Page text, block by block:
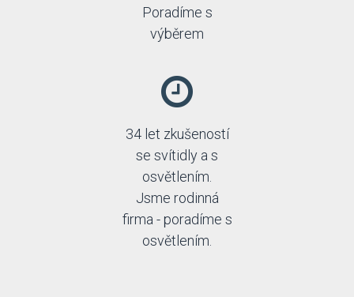
Poradíme s
výběrem
34 let zkušeností
se svítidly a s
osvětlením.
Jsme rodinná
firma - poradíme s
osvětlením.